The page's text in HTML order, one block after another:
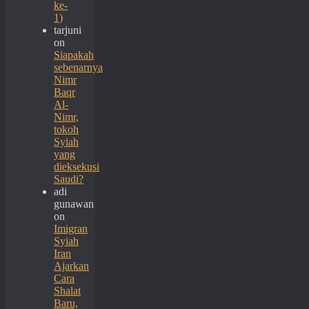
ke-
1)
tarjuni
on
Siapakah
sebenarnya
Nimr
Baqr
Al-
Nimr,
tokoh
Syiah
yang
dieksekusi
Saudi?
adi
gunawan
on
Imigran
Syiah
Iran
Ajarkan
Cara
Shalat
Baru,